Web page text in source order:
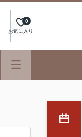
お気に入り
0